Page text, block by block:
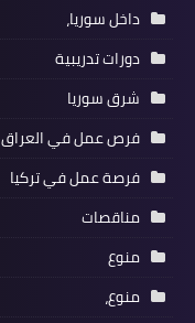
داخل سوريا،
دورات تدريبية
شرق سوريا
فرص عمل في العراق
فرصة عمل في تركيا
مناقصات
منوع
منوع،